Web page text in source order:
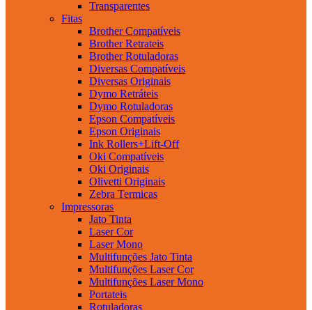
Transparentes
Fitas
Brother Compatíveis
Brother Retrateis
Brother Rotuladoras
Diversas Compatíveis
Diversas Originais
Dymo Retráteis
Dymo Rotuladoras
Epson Compatíveis
Epson Originais
Ink Rollers+Lift-Off
Oki Compatíveis
Oki Originais
Olivetti Originais
Zebra Termicas
Impressoras
Jato Tinta
Laser Cor
Laser Mono
Multifunções Jato Tinta
Multifunções Laser Cor
Multifunções Laser Mono
Portateis
Rotuladoras